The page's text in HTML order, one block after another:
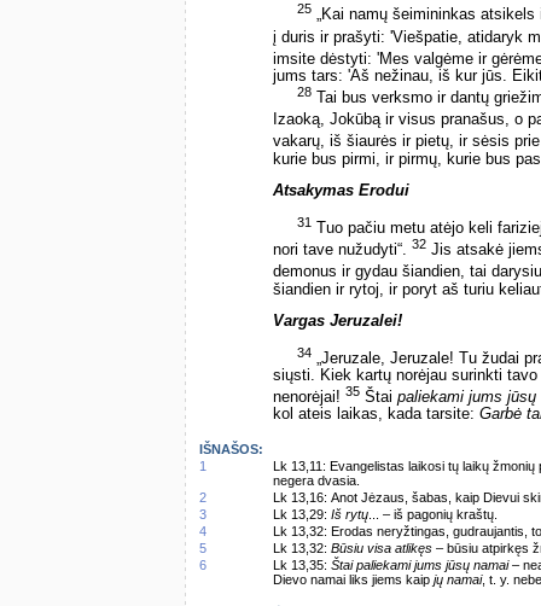
25 „Kai namų šeimininkas
į duris ir prašyti: 'Viešpatie, atidaryk
imsite dėstyti: 'Mes valgėme ir
jums tars: 'Aš nežinau, iš kur jūs.
28 Tai bus verksmo ir dantų
Izaoką, Jokūbą ir visus pranašus, o
vakarų, iš šiaurės ir pietų, ir sėsis
kurie bus pirmi, ir pirmų, kurie bus
Atsakymas Erodui
31
Tuo pačiu metu atėjo keli
nori tave nužudyti“. 32 Jis atsakė
demonus ir gydau šiandien, tai
šiandien ir rytoj, ir poryt aš turiu
Vargas Jeruzalei!
34 „Jeruzale, Jeruzale! Tu žudai
siųsti. Kiek kartų norėjau surinkti
nenorėjai! 35 Štai paliekami jums jūsų
kol ateis laikas, kada tarsite: Garbė
IŠNAŠOS:
1
Lk 13,11: Evangelistas laikosi tų laikų
negera dvasia.
2
Lk 13,16: Anot Jėzaus, šabas, kaip Dievui
3
Lk 13,29: Iš rytų ... – iš pagonių kraštų.
4
Lk 13,32: Erodas neryžtingas, gudraujantis,
5
Lk 13,32: Būsiu visa atlikęs – būsiu atpirkęs
6
Lk 13,35: Štai paliekami jums jūsų namai–
Dievo namai liks jiems kaip jų namai, t. y.